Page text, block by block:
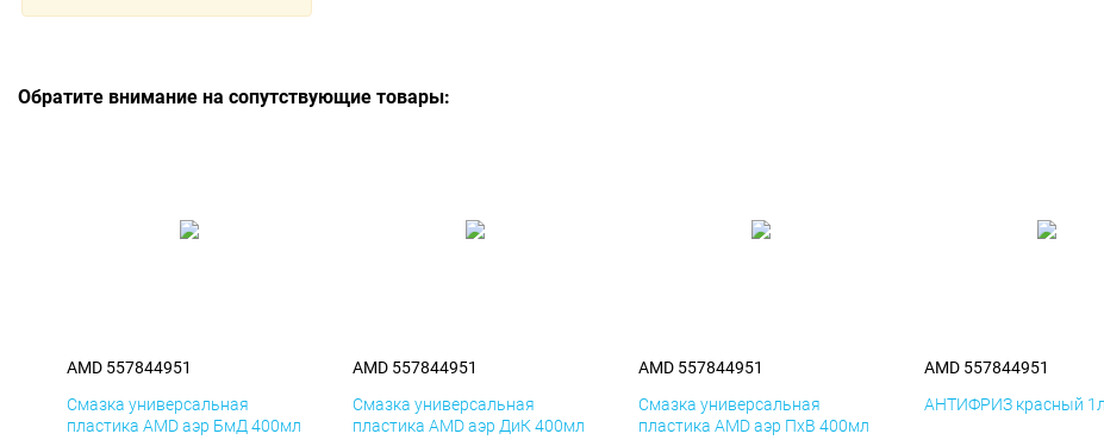
Обратите внимание на сопутствующие товары:
AMD 557844951
Смазка универсальная
пластика AMD аэр БмД 400мл
AMD 557844951
Смазка универсальная
пластика AMD аэр ДиК 400мл
AMD 557844951
Смазка универсальная
пластика AMD аэр ПхВ 400мл
AMD 557844951
АНТИФРИЗ красный 1л.